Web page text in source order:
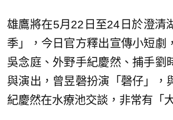
雄鷹將在5月22日至24日於澄清
季」，今日官方釋出宣傳小短劇
吳念庭、外野手紀慶然、捕手劉
與演出，曾昱磬扮演「磬仔」，
紀慶然在水療池交談，非常有「